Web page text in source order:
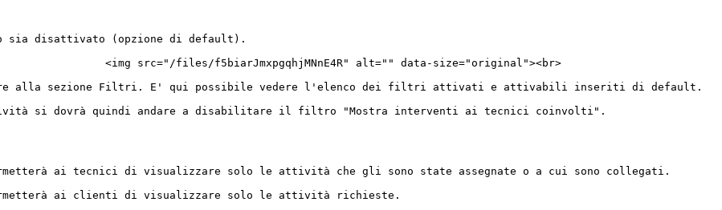
sia disattivato (opzione di default).
src="/files/f5biarJmxpgqhjMNnE4R" alt="" data-size="original"><br>
alla sezione Filtri. E' qui possibile vedere l'elenco dei filtri attivati e attivabili inseriti di default.
si dovrà quindi andare a disabilitare il filtro "Mostra interventi ai tecnici coinvolti".
ai tecnici di visualizzare solo le attività che gli sono state assegnate o a cui sono collegati.
ai clienti di visualizzare solo le attività richieste.